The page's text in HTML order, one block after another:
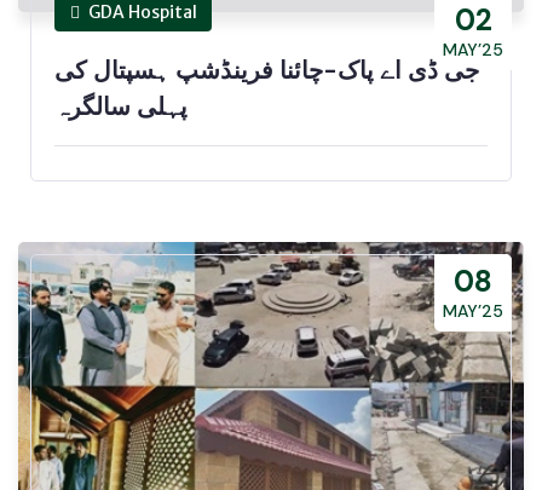
02
MAY’25
GDA Hospital
جی ڈی اے پاک-چائنا فرینڈشپ ہسپتال کی
پہلی سالگرہ
08
MAY’25